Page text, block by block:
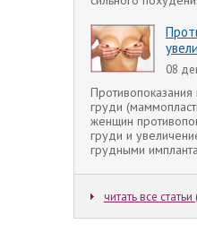
08
груди
женщин
груди и
грудными
читать все статьи